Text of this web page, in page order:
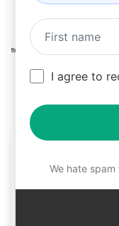
Home / Invitations à
AdSense
I agree to
We hate